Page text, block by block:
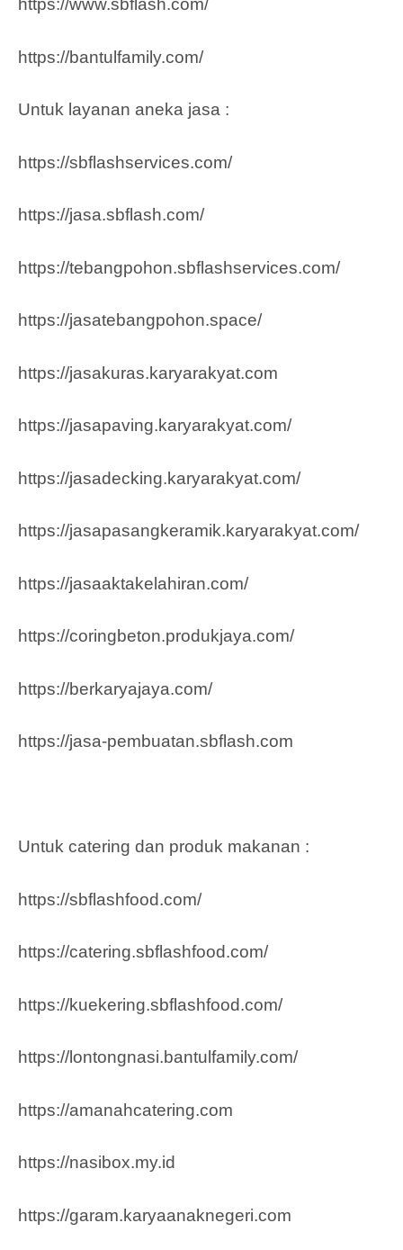
https://www.sbflash.com/
https://bantulfamily.com/
Untuk layanan aneka jasa :
https://sbflashservices.com/
https://jasa.sbflash.com/
https://tebangpohon.sbflashservices.com/
https://jasatebangpohon.space/
https://jasakuras.karyarakyat.com
https://jasapaving.karyarakyat.com/
https://jasadecking.karyarakyat.com/
https://jasapasangkeramik.karyarakyat.com/
https://jasaaktakelahiran.com/
https://coringbeton.produkjaya.com/
https://berkaryajaya.com/
https://jasa-pembuatan.sbflash.com
Untuk catering dan produk makanan :
https://sbflashfood.com/
https://catering.sbflashfood.com/
https://kuekering.sbflashfood.com/
https://lontongnasi.bantulfamily.com/
https://amanahcatering.com
https://nasibox.my.id
https://garam.karyaanaknegeri.com